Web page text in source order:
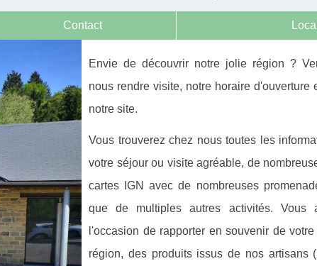
Contact
Envie de découvrir notre jolie région ?
nous rendre visite, notre horaire d'ouverture
notre site.
Vous trouverez chez nous toutes les
votre séjour ou visite agréable, de
cartes IGN avec de nombreuses
que de multiples autres activités. Vous
l'occasion de rapporter en souvenir de
région, des produits issus de nos artisans